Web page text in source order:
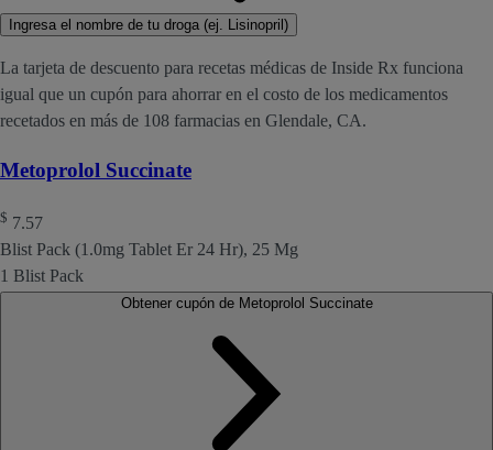
Ingresa el nombre de tu droga (ej. Lisinopril)
La tarjeta de descuento para recetas médicas de Inside Rx funciona
igual que un cupón para ahorrar en el costo de los medicamentos
recetados en más de 108 farmacias en Glendale, CA.
Metoprolol Succinate
$ 7.57
Blist Pack (1.0mg Tablet Er 24 Hr), 25 Mg
1 Blist Pack
Obtener cupón de Metoprolol Succinate